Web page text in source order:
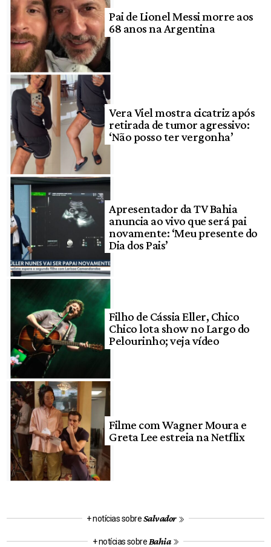
Pai de Lionel Messi morre aos
68 anos na Argentina
Vera Viel mostra cicatriz após
retirada de tumor agressivo:
‘Não posso ter vergonha’
Apresentador da TV Bahia
anuncia ao vivo que será pai
novamente: ‘Meu presente do
Dia dos Pais’
Filho de Cássia Eller, Chico
Chico lota show no Largo do
Pelourinho; veja vídeo
Filme com Wagner Moura e
Greta Lee estreia na Netflix
+ notícias sobreSalvador
+ notícias sobre Bahia